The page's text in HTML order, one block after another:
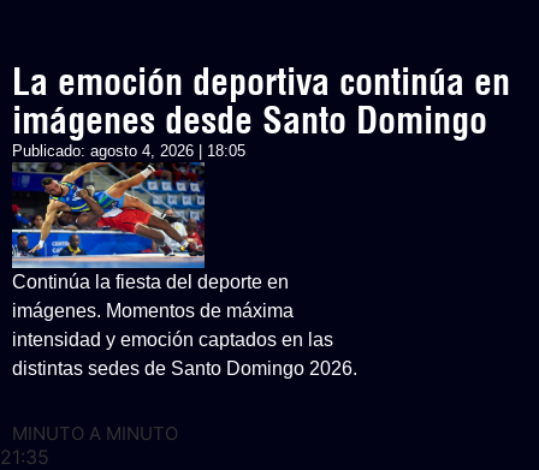
La emoción deportiva continúa en
imágenes desde Santo Domingo
Publicado: agosto 4, 2026 | 18:05
Continúa la fiesta del deporte en
imágenes. Momentos de máxima
intensidad y emoción captados en las
distintas sedes de Santo Domingo 2026.
MINUTO A MINUTO
21:35